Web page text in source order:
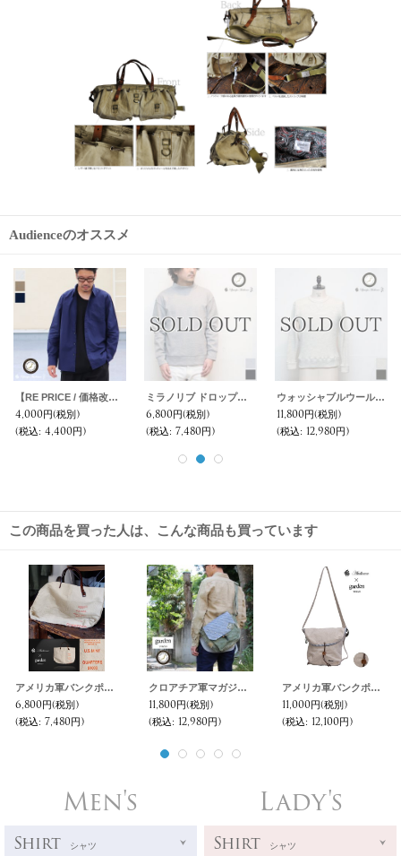
Audienceのオススメ
【RE PRICE / 価格改定】スーピマタイプライターナショナルコスチュームレギュラーカラーL/Sシャツ【MADE IN JAPAN】『日本製』/ Upscape Audience
4,000円(税別)
(税込: 4,400円)
ミラノリブ ドロップショルダーモックネック長袖スウェット【MADE IN JAPAN】『日本製』/ Upscape Audience
6,800円(税別)
(税込: 7,480円)
ウォッシャブルウールプロテクトボッシュリブガゼットクルーネックニット【MADE IN JAPAN】『日本製』【送料無料】 / Upscape Audience
11,800円(税別)
(税込: 12,980円)
この商品を買った人は、こんな商品も買っています
アメリカ軍バンクポーチハンドメイドリメイクワイドトートバッグ / Audience × garden
6,800円(税別)
(税込: 7,480円)
クロアチア軍マガジンポーチリメイクショルダーバック【MADE IN JAPAN】 【送料無料】 / Audience × garden TOKYO
11,800円(税別)
(税込: 12,980円)
アメリカ軍バンクポーチハンドメイドリメイクSmallショルダーバッグ 【送料無料】 / Audience × garden
11,000円(税別)
(税込: 12,100円)
Men's
Shirt シャツ
Lady's
Shirt シャツ